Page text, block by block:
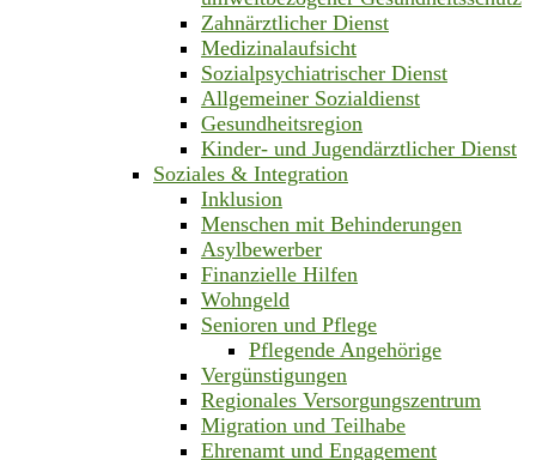
Zahnärztlicher Dienst
Medizinalaufsicht
Sozialpsychiatrischer Dienst
Allgemeiner Sozialdienst
Gesundheitsregion
Kinder- und Jugendärztlicher Dienst
Soziales & Integration
Inklusion
Menschen mit Behinderungen
Asylbewerber
Finanzielle Hilfen
Wohngeld
Senioren und Pflege
Pflegende Angehörige
Vergünstigungen
Regionales Versorgungszentrum
Migration und Teilhabe
Ehrenamt und Engagement